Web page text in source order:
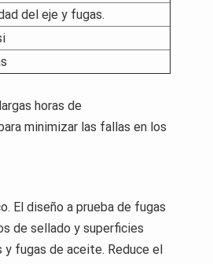
del eje y fugas.
horas de
minimizar las fallas en los
El diseño a prueba de fugas
de sellado y superficies
y fugas de aceite. Reduce el